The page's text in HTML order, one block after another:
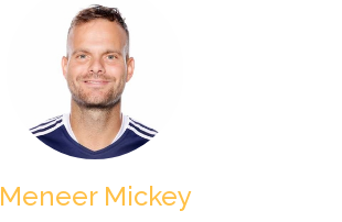
Meneer Mickey